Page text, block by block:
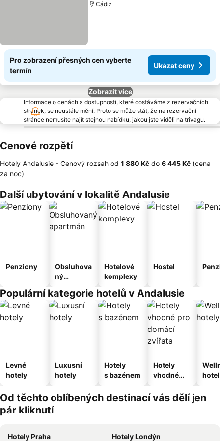
Cádiz
Pro zobrazení přesných cen vyberte
termín
Ukázat ceny
Zobrazít více
Informace o cenách a dostupnosti, které dostáváme z rezervačních
stránek, se neustále mění. Proto se může stát, že na rezervační
stránce nemusíte najít stejnou nabídku, jakou jste viděli na trivagu.
Cenové rozpětí
Hotely Andalusie - Cenový rozsah od ‎1 880 Kč do ‎6 445 Kč (cena
za noc)
Další ubytování v lokalitě Andalusie
Penziony
Obsluhova
ný
Hotelové
komplexy
Hostel
Populární kategorie hotelů v Andalusie
Levné
hotely
Luxusní
hotely
Hotely
s bazénem
Hotely
vhodné
domácí
zvířata
Od těchto oblíbených destinací vás dělí jen
pár kliknutí
Hotely Praha
Hotely Londýn